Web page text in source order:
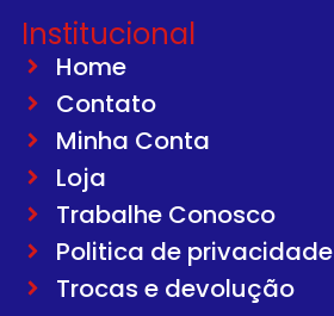
Institucional
Home
Contato
Minha Conta
Loja
Trabalhe Conosco
Politica de privacidade
Trocas e devolução